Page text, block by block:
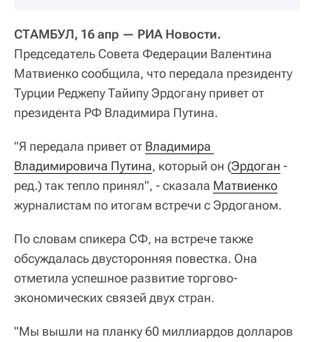
СТАМБУЛ, 16 апр — РИА Новости.
Председатель Совета Федерации Валентина
Матвиенко сообщила, что передала президенту
Турции Реджепу Тайипу Эрдогану привет от
президента РФ Владимира Путина.
"Я передала привет от Владимира
Владимировича Путина, который он (Эрдоган -
ред.) так тепло принял", - сказала Матвиенко
журналистам по итогам встречи с Эрдоганом.
По словам спикера СФ, на встрече также
обсуждалась двусторонняя повестка. Она
отметила успешное развитие торгово-
экономических связей двух стран.
"Мы вышли на планку 60 миллиардов долларов